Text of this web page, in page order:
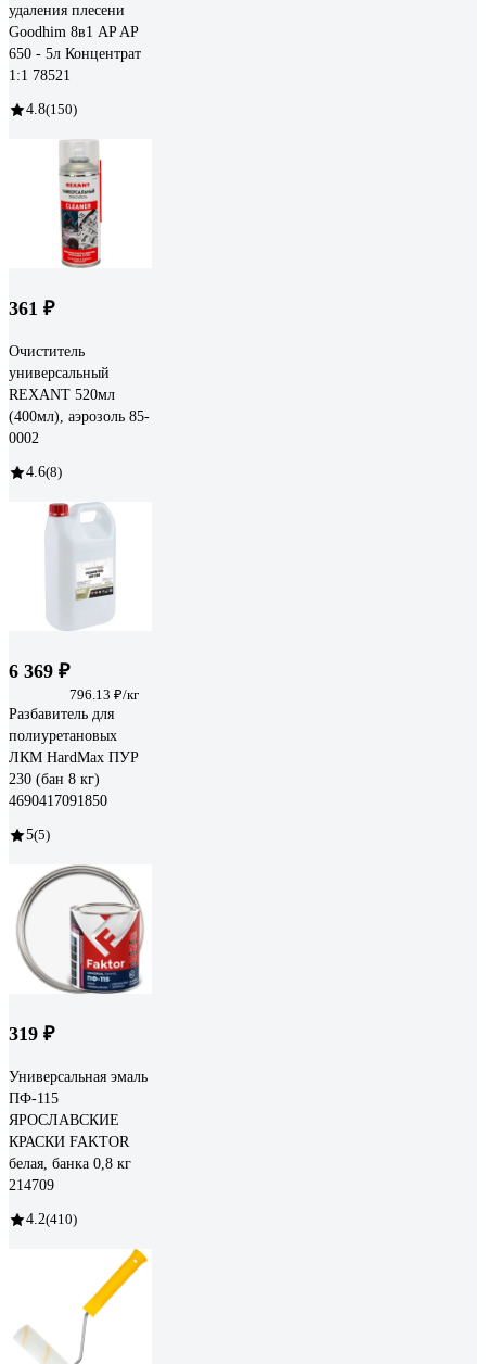
удаления плесени
Goodhim 8в1 AP AP
650 - 5л Концентрат
1:1 78521
4.8(150)
361 ₽
Очиститель
универсальный
REXANT 520мл
(400мл), аэрозоль 85-
0002
4.6(8)
6 369 ₽
796.13 ₽/кг
Разбавитель для
полиуретановых
ЛКМ HardMax ПУР
230 (бан 8 кг)
4690417091850
5(5)
319 ₽
Универсальная эмаль
ПФ-115
ЯРОСЛАВСКИЕ
КРАСКИ FAKTOR
белая, банка 0,8 кг
214709
4.2(410)